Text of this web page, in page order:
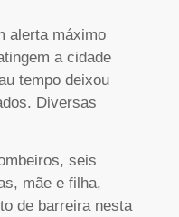
alerta máximo
a cidade
tempo deixou
Diversas
seis
mãe e filha,
de barreira nesta